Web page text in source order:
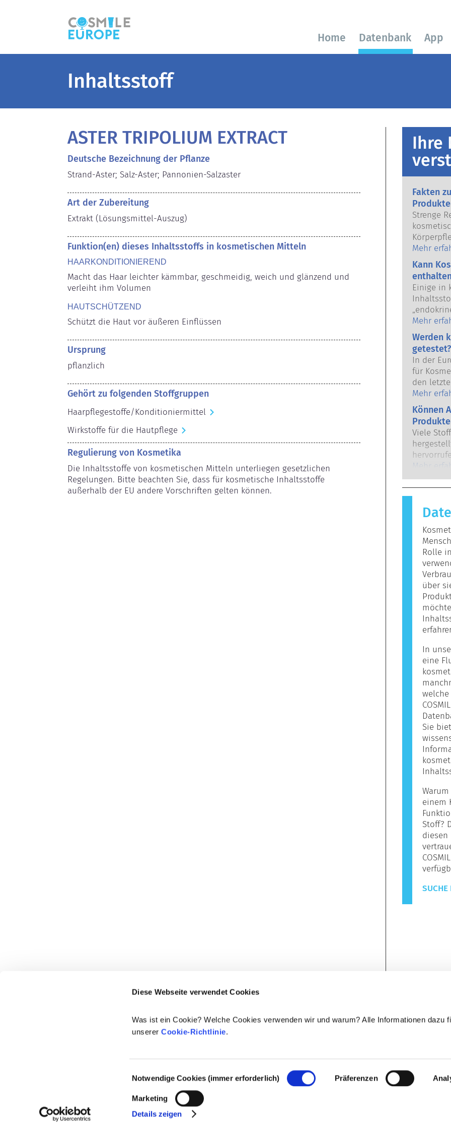
Diese Webseite verwendet Cookies
Was ist ein Cookie? Welche Cookies verwenden wir und warum? Alle Informationen dazu
unsererCookie-Richtlinie.
Notwendige Cookies (immer erforderlich) Präferenzen
Marketing
Details zeigen
Home Datenbank App
Inhaltsstoff
ASTER TRIPOLIUM EXTRACT
Deutsche Bezeichnung der Pflanze
Strand-Aster; Salz-Aster; Pannonien-Salzaster
Art der Zubereitung
Extrakt (Lösungsmittel-Auszug)
Funktion(en) dieses Inhaltsstoffs in kosmetischen Mitteln
HAARKONDITIONIEREND
Macht das Haar leichter kämmbar, geschmeidig, weich und glänzend und
verleiht ihm Volumen
HAUTSCHÜTZEND
Schützt die Haut vor äußeren Einflüssen
Ursprung
pflanzlich
Gehört zu folgenden Stoffgruppen
Haarpflegestoffe/Konditioniermittel
Wirkstoffe für die Hautpflege
Regulierung von Kosmetika
Die Inhaltsstoffe von kosmetischen Mitteln unterliegen gesetzlichen
Regelungen. Bitte beachten Sie, dass für kosmetische Inhaltsstoffe
außerhalb der EU andere Vorschriften gelten können.
Ihre
Fakten
Strenge
Union
Mehr
Kann
Einige in
das
unserer
weil
imitieren,
Viele
nach,
handelt
Produkte
Mehr
Werden
In der
für
den
dem
Mehr
Können
Viele
auf,
Stoffe
harmlos
Reaktion
Allergie
jedoch
Mehr
Rolle
über
In
eine
Sie
einem
Stoff?
diesen
SUCHE
© 2021-2026 - Cosmetics Europe Rechtlicher Hinweis